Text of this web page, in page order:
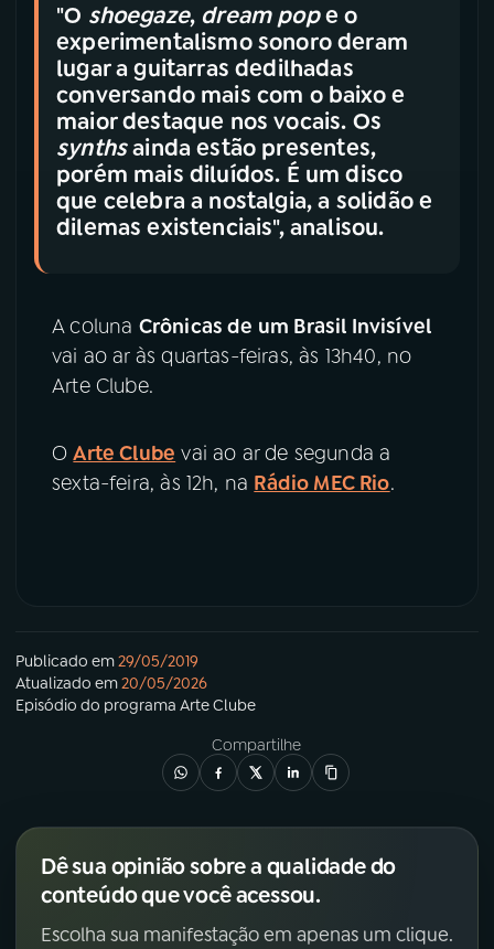
"O shoegaze, dream pope o
experimentalismo sonoro deram
lugar a guitarras dedilhadas
conversando mais com o baixo e
maior destaque nos vocais. Os
synthsainda estão presentes,
porém mais diluídos. É um disco
que celebra a nostalgia, a solidão e
dilemas existenciais", analisou.
A coluna Crônicas de um Brasil Invisível
vai ao ar às quartas-feiras, às 13h40, no
Arte Clube.
OArte Clube vai ao ar de segunda a
sexta-feira, às 12h, na Rádio MEC Rio.
Publicado em29/05/2019
Atualizado em20/05/2026
Episódio do programa Arte Clube
Compartilhe
Dê sua opinião sobre a qualidade do
conteúdo que você acessou.
Escolha sua manifestação em apenas um clique.